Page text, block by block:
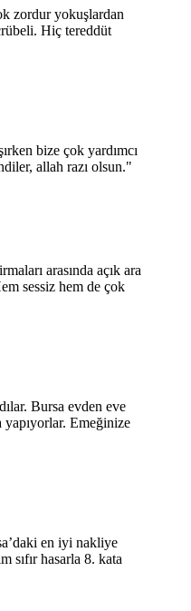
zordur yokuşlardan
Hiç tereddüt
bize çok yardımcı
allah razı olsun."
arasında açık ara
sessiz hem de çok
Bursa evden eve
yapıyorlar. Emeğinize
en iyi nakliye
sıfır hasarla 8. kata